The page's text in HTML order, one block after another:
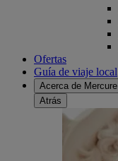
Ofertas
Guía de viaje local
Acerca de Mercure
Atrás